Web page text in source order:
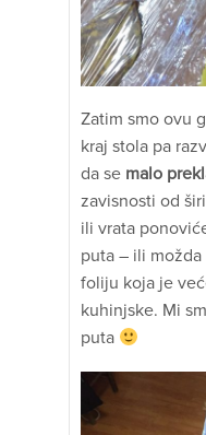
Zatim smo ovu
kraj stola pa
da se malo
zavisnosti od
ili vrata
puta – ili
foliju koja je
kuhinjske. Mi
puta